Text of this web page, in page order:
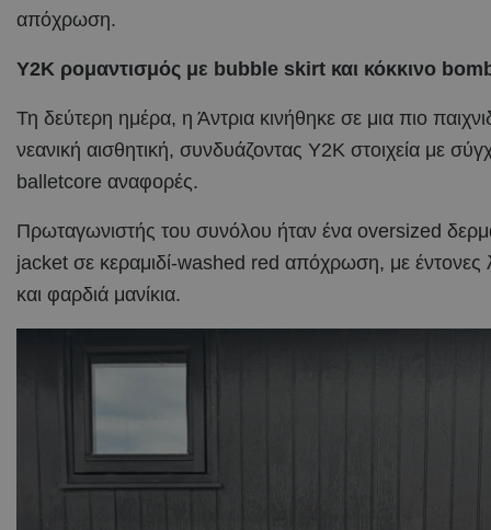
απόχρωση.
Y2K ρομαντισμός με bubble skirt και κόκκινο
Τη δεύτερη ημέρα, η Άντρια κινήθηκε σε μια πιο
νεανική αισθητική, συνδυάζοντας Y2K στοιχεία με
balletcore αναφορές.
Πρωταγωνιστής του συνόλου ήταν ένα oversized
jacket σε κεραμιδί-washed red απόχρωση, με έντονες
και φαρδιά μανίκια.